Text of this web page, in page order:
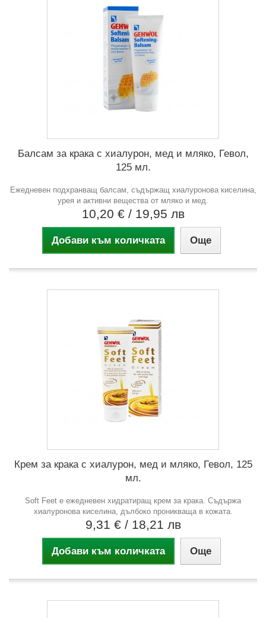
Балсам за крака с хиалурон, мед и мляко, Гевол,
125 мл.
Ежедневен подхранващ балсам, съдържащ хиалуронова киселина,
урея и активни вещества от мляко и мед.
10,20 € / 19,95 лв
Добави към количката Още
Крем за крака с хиалурон, мед и мляко, Гевол, 125
мл.
Soft Feet e ежедневен хидратиращ крем за крака. Съдържа
хиалуронова киселина, дълбоко проникваща в кожата.
9,31 € / 18,21 лв
Добави към количката Още